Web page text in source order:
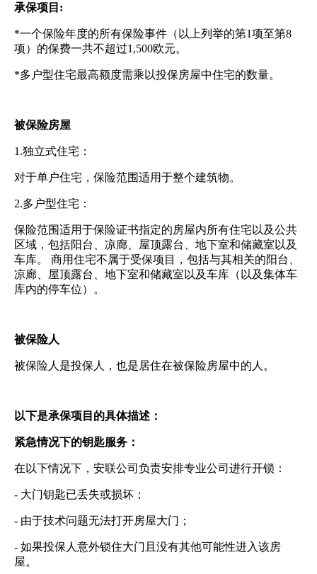
承保项目 :
*一个保险年度的所有保险事件（以上列举的第1项至第8
项）的保费一共不超过1,500欧元。
*多户型住宅最高额度需乘以投保房屋中住宅的数量。
被保险房屋
1.独立式住宅：
对于单户住宅，保险范围适用于整个建筑物。
2.多户型住宅：
保险范围适用于保险证书指定的房屋内所有住宅以及公共
区域，包括阳台、凉廊、屋顶露台、地下室和储藏室以及
车库。 商用住宅不属于受保项目，包括与其相关的阳台、
凉廊、屋顶露台、地下室和储藏室以及车库（以及集体车
库内的停车位）。
被保险人
被保险人是投保人，也是居住在被保险房屋中的人。
以下是承保项目的具体描述：
紧急情况下的钥匙服务：
在以下情况下，安联公司负责安排专业公司进行开锁：
- 大门钥匙已丢失或损坏；
- 由于技术问题无法打开房屋大门；
- 如果投保人意外锁住大门且没有其他可能性进入该房
屋。